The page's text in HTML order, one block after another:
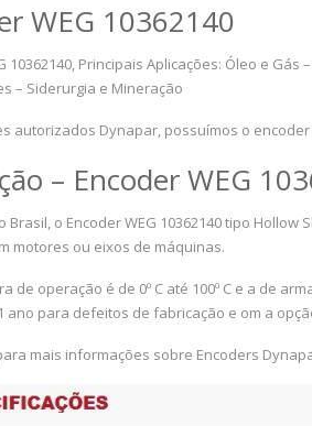
WEG 10362140
10362140, Principais Aplicações: Óleo e
– Siderurgia e Mineração
autorizados Dynapar, possuímos o
– Encoder WEG
Brasil, o Encoder WEG 10362140 tipo
motores ou eixos de máquinas.
de operação é de 0º C até 100º C e a de
ano para defeitos de fabricação e om a
mais informações sobre Encoders